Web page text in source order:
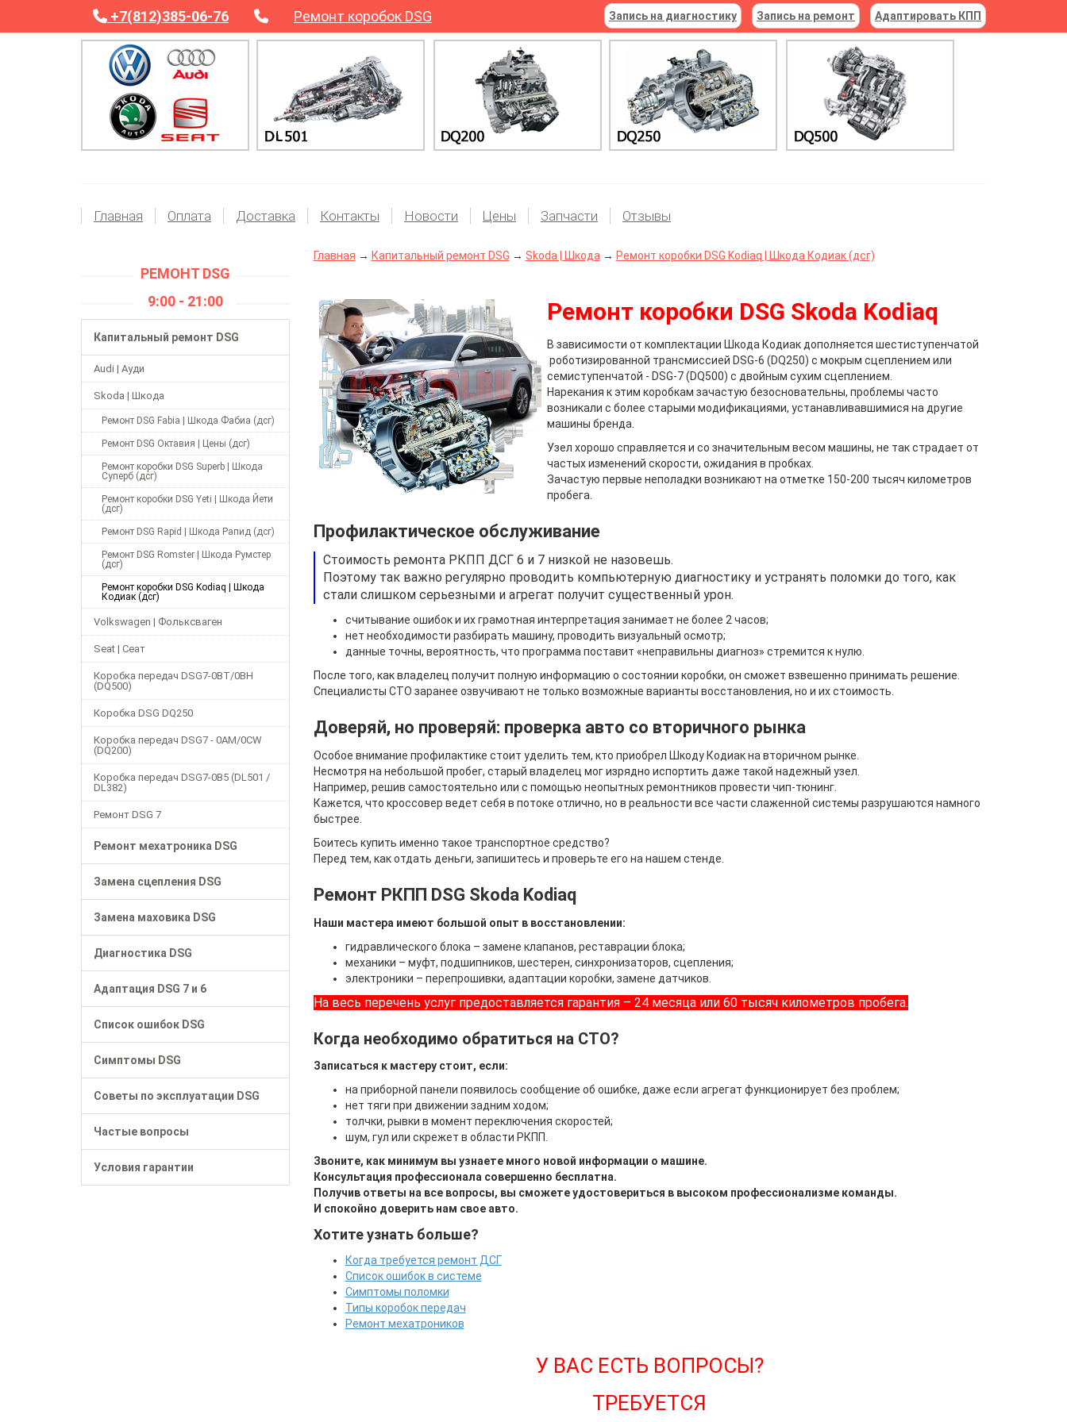
+7(812)385-06-76 Ремонт коробок DSG Запись на диагностику Запись на ремонт Адаптировать КПП
Главная Оплата Доставка Контакты Новости Цены Запчасти Отзывы
РЕМОНТ DSG
9:00 - 21:00
Капитальный ремонт DSG
Audi | Ауди
Skoda | Шкода
Ремонт DSG Fabia | Шкода Фабиа (дсг)
Ремонт DSG Октавия | Цены (дсг)
Ремонт коробки DSG Superb | Шкода
Суперб (дсг)
Ремонт коробки DSG Yeti | Шкода Йети
(дсг)
Ремонт DSG Rapid | Шкода Рапид (дсг)
Ремонт DSG Romster | Шкода Румстер
(дсг)
Ремонт коробки DSG Kodiaq | Шкода
Кодиак (дсг)
Volkswagen | Фольксваген
Seat | Сеат
Коробка передач DSG7-0BT/0BH
(DQ500)
Коробка DSG DQ250
Коробка передач DSG7 - 0AM/0CW
(DQ200)
Коробка передач DSG7-0B5 (DL501 /
DL382)
Ремонт DSG 7
Ремонт мехатроника DSG
Замена сцепления DSG
Замена маховика DSG
Диагностика DSG
Адаптация DSG 7 и 6
Список ошибок DSG
Симптомы DSG
Советы по эксплуатации DSG
Частые вопросы
Условия гарантии
Главная → Капитальный ремонт DSG → Skoda | Шкода → Ремонт коробки DSG Kodiaq | Шкода Кодиак (дсг)
Ремонт коробки DSG Skoda Kodiaq
В зависимости от комплектации Шкода Кодиак дополняется шестиступенчатой
роботизированной трансмиссией DSG-6 (DQ250) с мокрым сцеплением или
семиступенчатой - DSG-7 (DQ500) с двойным сухим сцеплением.
Нарекания к этим коробкам зачастую безосновательны, проблемы часто
возникали с более старыми модификациями, устанавливавшимися на другие
машины бренда.
Узел хорошо справляется и со значительным весом машины, не так страдает от
частых изменений скорости, ожидания в пробках.
Зачастую первые неполадки возникают на отметке 150-200 тысяч километров
пробега.
Профилактическое обслуживание
Стоимость ремонта РКПП ДСГ 6 и 7 низкой не назовешь.
Поэтому так важно регулярно проводить компьютерную диагностику и устранять поломки до того, как
стали слишком серьезными и агрегат получит существенный урон.
считывание ошибок и их грамотная интерпретация занимает не более 2 часов;
нет необходимости разбирать машину, проводить визуальный осмотр;
данные точны, вероятность, что программа поставит «неправильны диагноз» стремится к нулю.
После того, как владелец получит полную информацию о состоянии коробки, он сможет взвешенно принимать решение.
Специалисты СТО заранее озвучивают не только возможные варианты восстановления, но и их стоимость.
Доверяй, но проверяй: проверка авто со вторичного рынка
Особое внимание профилактике стоит уделить тем, кто приобрел Шкоду Кодиак на вторичном рынке.
Несмотря на небольшой пробег, старый владелец мог изрядно испортить даже такой надежный узел.
Например, решив самостоятельно или с помощью неопытных ремонтников провести чип-тюнинг.
Кажется, что кроссовер ведет себя в потоке отлично, но в реальности все части слаженной системы разрушаются намного
быстрее.
Боитесь купить именно такое транспортное средство?
Перед тем, как отдать деньги, запишитесь и проверьте его на нашем стенде.
Ремонт РКПП DSG Skoda Kodiaq
Наши мастера имеют большой опыт в восстановлении:
гидравлического блока – замене клапанов, реставрации блока;
механики – муфт, подшипников, шестерен, синхронизаторов, сцепления;
электроники – перепрошивки, адаптации коробки, замене датчиков.
На весь перечень услуг предоставляется гарантия – 24 месяца или 60 тысяч километров пробега.
Когда необходимо обратиться на СТО?
Записаться к мастеру стоит, если:
на приборной панели появилось сообщение об ошибке, даже если агрегат функционирует без проблем;
нет тяги при движении задним ходом;
толчки, рывки в момент переключения скоростей;
шум, гул или скрежет в области РКПП.
Звоните, как минимум вы узнаете много новой информации о машине.
Консультация профессионала совершенно бесплатна.
Получив ответы на все вопросы, вы сможете удостовериться в высоком профессионализме команды.
И спокойно доверить нам свое авто.
Хотите узнать больше?
Когда требуется ремонт ДСГ
Список ошибок в системе
Симптомы поломки
Типы коробок передач
Ремонт мехатроников
У ВАС ЕСТЬ ВОПРОСЫ?
ТРЕБУЕТСЯ